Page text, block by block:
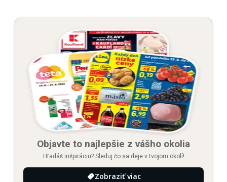
Objavte to najlepšie z vášho okolia
Hľadáš inšpiráciu? Sleduj čo sa deje v tvojom okolí!
Zobraziť viac